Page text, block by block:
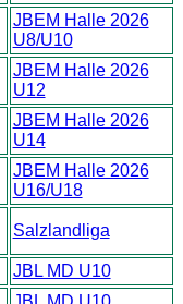
JBEM Halle 2026
U8/U10
JBEM Halle 2026
U12
JBEM Halle 2026
U14
JBEM Halle 2026
U16/U18
Salzlandliga
JBL MD U10